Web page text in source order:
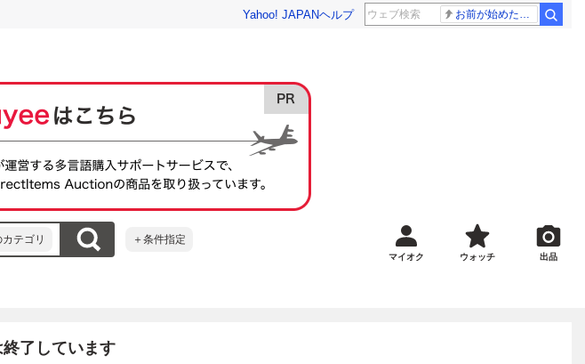
Yahoo! JAPANヘルプ お前が始めた物語だろ
テゴリ ＋条件指定
マイオク ウォッチ 出品
了しています